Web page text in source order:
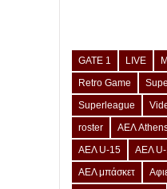
GATE 1 LIVE
Retro Game
Superleague
roster
ΑΕΛ
ΑΕΛ U-15
ΑΕΛ
ΑΕΛ μπάσκετ